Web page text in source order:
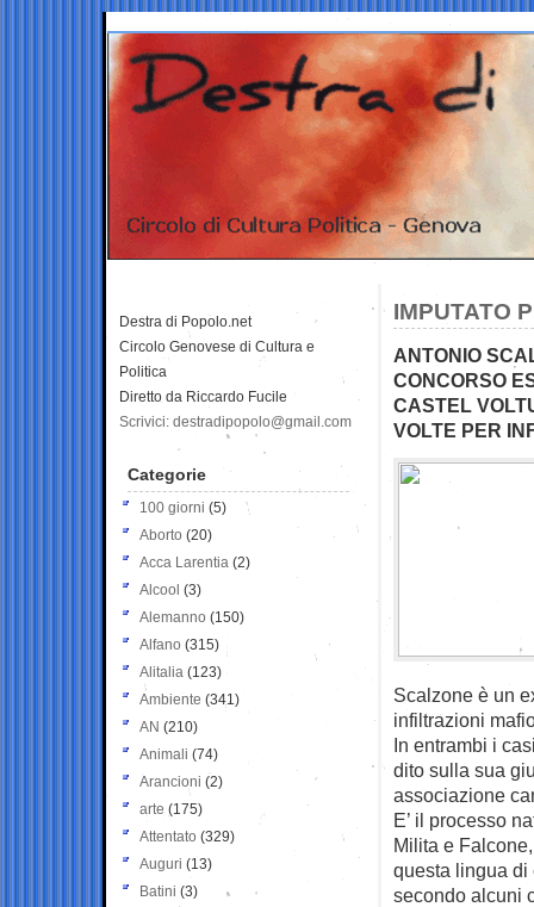
IMPUTATO
ANTONIO
CONCORSO
CASTEL
VOLTE PER
Scalzone è un
infiltrazioni
In entrambi i
dito sulla sua
associazione
E’ il processo
Milita e
questa lingua di
secondo alcuni
Destra di Popolo.net
Circolo Genovese di Cultura e
Politica
Diretto da Riccardo Fucile
Scrivici: destradipopolo@gmail.com
Categorie
100 giorni (5)
Aborto (20)
Acca Larentia (2)
Alcool (3)
Alemanno (150)
Alfano (315)
Alitalia (123)
Ambiente (341)
AN (210)
Animali (74)
Arancioni (2)
arte (175)
Attentato (329)
Auguri (13)
Batini (3)